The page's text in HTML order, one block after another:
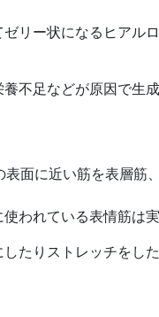
リー状になるヒアル
不足などが原因で生成
面に近い筋を表層筋
われている表情筋は
たりストレッチをし